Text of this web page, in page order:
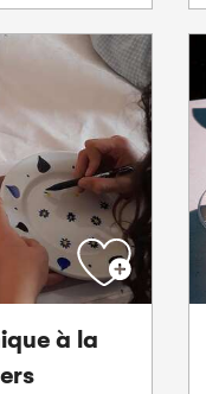
à la